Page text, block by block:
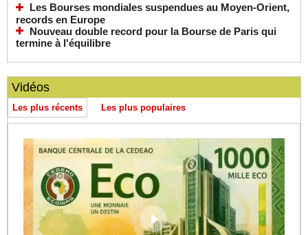
Les Bourses mondiales suspendues au Moyen-Orient,
records en Europe
Nouveau double record pour la Bourse de Paris qui
termine à l'équilibre
Vidéos
Les plus récents Les plus populaires